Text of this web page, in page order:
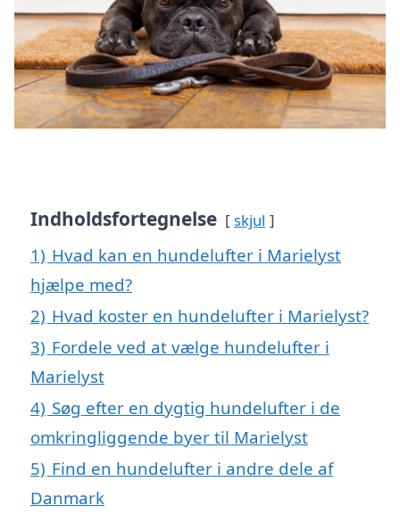
Indholdsfortegnelse skjul
1) Hvad kan en hundelufter i Marielyst
hjælpe med?
2) Hvad koster en hundelufter i Marielyst?
3) Fordele ved at vælge hundelufter i
Marielyst
4) Søg efter en dygtig hundelufter i de
omkringliggende byer til Marielyst
5) Find en hundelufter i andre dele af
Danmark